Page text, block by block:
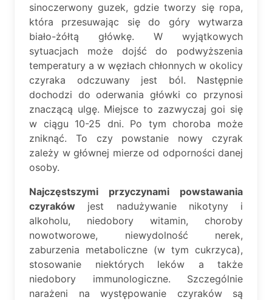
sinoczerwony guzek, gdzie tworzy się ropa,
która przesuwając się do góry wytwarza
biało-żółtą główkę. W wyjątkowych
sytuacjach może dojść do podwyższenia
temperatury a w węzłach chłonnych w okolicy
czyraka odczuwany jest ból. Następnie
dochodzi do oderwania główki co przynosi
znaczącą ulgę. Miejsce to zazwyczaj goi się
w ciągu 10-25 dni. Po tym choroba może
zniknąć. To czy powstanie nowy czyrak
zależy w głównej mierze od odporności danej
osoby.
Najczęstszymi przyczynami powstawania
czyraków jest nadużywanie nikotyny i
alkoholu, niedobory witamin, choroby
nowotworowe, niewydolność nerek,
zaburzenia metaboliczne (w tym cukrzyca),
stosowanie niektórych leków a także
niedobory immunologiczne. Szczególnie
narażeni na występowanie czyraków są